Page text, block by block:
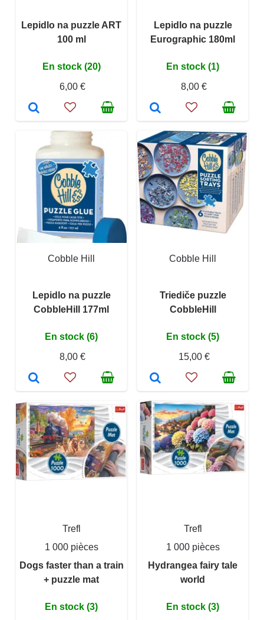
Lepidlo na puzzle ART
100 ml
En stock (20)
6,00 €
Lepidlo na puzzle
Eurographic 180ml
En stock (1)
8,00 €
Cobble Hill
Lepidlo na puzzle
CobbleHill 177ml
En stock (6)
8,00 €
Cobble Hill
Triediče puzzle
CobbleHill
En stock (5)
15,00 €
Trefl
1 000 pièces
Dogs faster than a train
+ puzzle mat
En stock (3)
Trefl
1 000 pièces
Hydrangea fairy tale
world
En stock (3)